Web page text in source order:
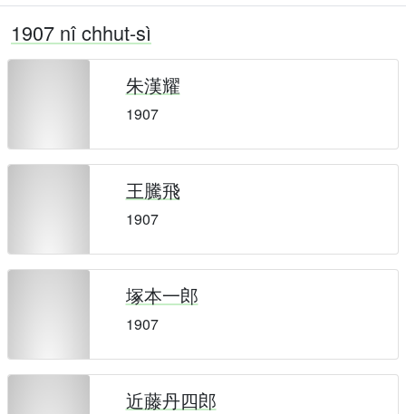
1907 nî chhut-sì
朱漢耀
1907
王騰飛
1907
塚本一郎
1907
近藤丹四郎